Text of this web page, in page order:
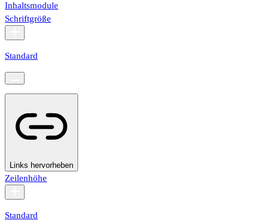
Inhaltsmodule
Schriftgröße
Standard
Links hervorheben
Zeilenhöhe
Standard